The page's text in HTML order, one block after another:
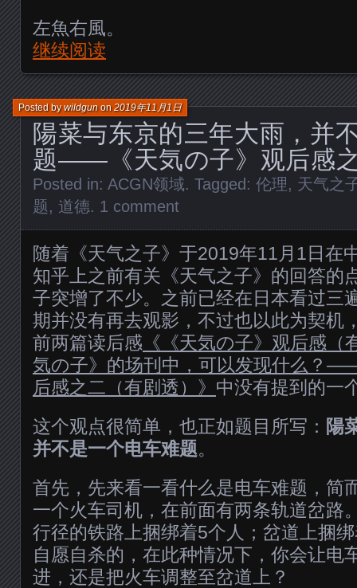
左魚右風。
继续阅读
陽菜与东京的三年大雨，并
题——《天気の子》观后感
Posted bywildgunon2019年11月1日
Posted in: ACGN领域. Tagged: 伦理, 天气之
题, 道德. 1 comment
随着《天气之子》于2019年11月1日在
知乎上之前有关《天气之子》的回答的
子突增了不少。之前已经在日本看过三
期并没有再去观影，不过也以此为契机
前两篇读后感 《《天気の子》观后感（
気の子》的场刊中，可以发现什么？
后感之二（有剧透）》 中没有提到的一
这个观点很简单，也正如题目所写： 陽
并不是一个电车难题。
首先，先来看一看什么是电车难题，简
一个火车司机，在前面有两条轨道岔路
行径的铁路上捆绑着5个人；岔道上捆
自愿自杀的，在此种情况下，你会让电
进，还是把火车调整至岔道上？